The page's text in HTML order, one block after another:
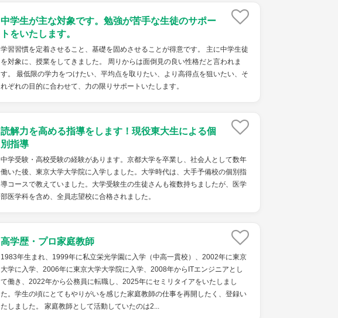
中学生が主な対象です。勉強が苦手な生徒のサポー
トをいたします。
学習習慣を定着させること、基礎を固めさせることが得意です。 主に中学生徒
を対象に、授業をしてきました。 周りからは面倒見の良い性格だと言われま
す。 最低限の学力をつけたい、平均点を取りたい、より高得点を狙いたい、そ
れぞれの目的に合わせて、力の限りサポートいたします。
読解力を高める指導をします！現役東大生による個
別指導
中学受験・高校受験の経験があります。京都大学を卒業し、社会人として数年
働いた後、東京大学大学院に入学しました。大学時代は、大手予備校の個別指
導コースで教えていました。大学受験生の生徒さんも複数持ちましたが、医学
部医学科を含め、全員志望校に合格されました。
高学歴・プロ家庭教師
1983年生まれ、1999年に私立栄光学園に入学（中高一貫校）、2002年に東京
大学に入学、2006年に東京大学大学院に入学、2008年からITエンジニアとし
て働き、2022年から公務員に転職し、2025年にセミリタイアをいたしまし
た。学生の頃にとてもやりがいを感じた家庭教師の仕事を再開したく、登録い
たしました。 家庭教師として活動していたのは2...